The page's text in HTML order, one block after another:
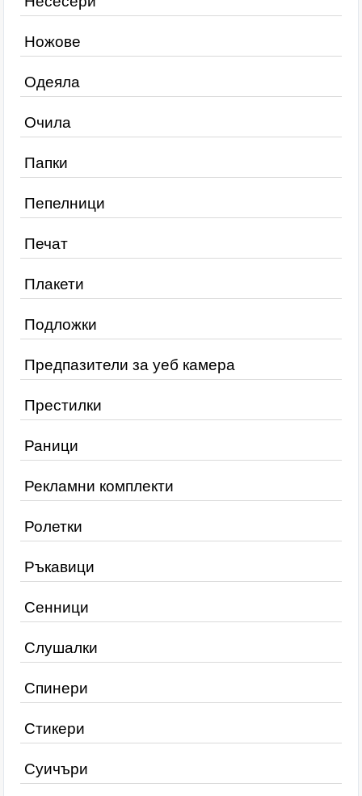
Ножове
Одеяла
Очила
Папки
Пепелници
Печат
Плакети
Подложки
Предпазители за уеб камера
Престилки
Раници
Рекламни комплекти
Ролетки
Ръкавици
Сенници
Слушалки
Спинери
Стикери
Суичъри